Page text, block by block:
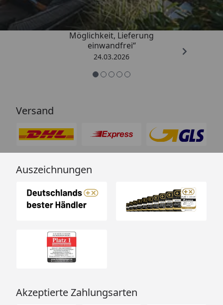
„Einfache Bestellung, Skonto
Möglichkeit, Lieferung
einwandfrei“
24.03.2026
Versand
Auszeichnungen
Akzeptierte Zahlungsarten